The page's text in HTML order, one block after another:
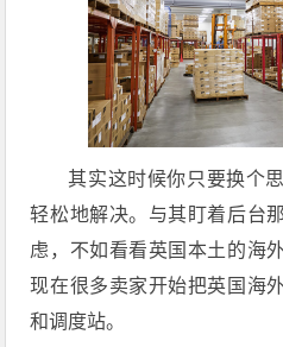
其实这时候你只要换个
轻松地解决。与其盯着后台
虑，不如看看英国本土的海
现在很多卖家开始把英国海
和调度站。